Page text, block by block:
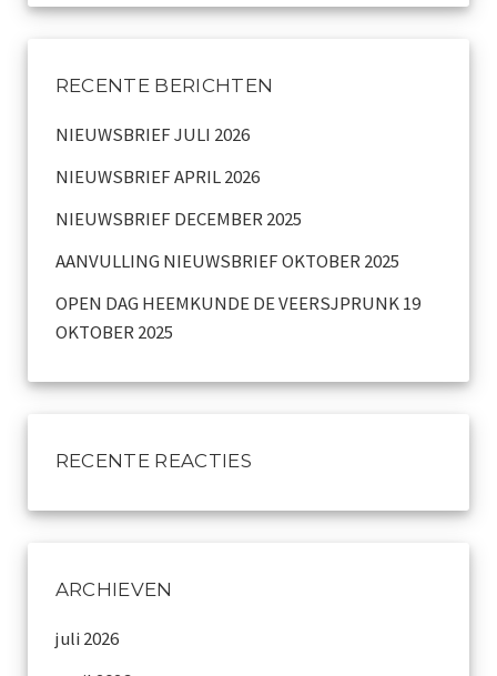
Contact
RECENTE BERICHTEN
NIEUWSBRIEF JULI 2026
NIEUWSBRIEF APRIL 2026
NIEUWSBRIEF DECEMBER 2025
AANVULLING NIEUWSBRIEF OKTOBER 2025
OPEN DAG HEEMKUNDE DE VEERSJPRUNK 19
OKTOBER 2025
RECENTE REACTIES
ARCHIEVEN
juli 2026